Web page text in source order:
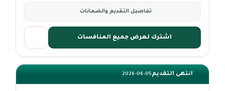
تفاصيل التقديم والضمانات
اشترك لعرض جميع المنافسات
انتهى التقديم2026-06-05